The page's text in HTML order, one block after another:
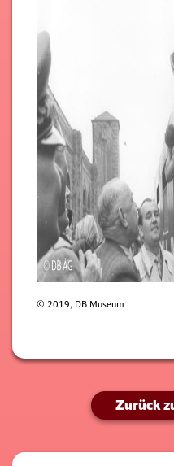
© 2019, DB Museum
Zurück